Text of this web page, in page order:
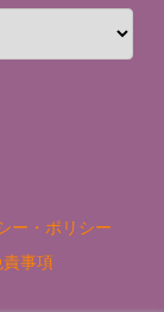
ー・ポリシー
責事項